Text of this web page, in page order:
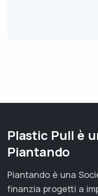
Plastic Pull è
Piantando
Piantando è una
finanzia progetti a